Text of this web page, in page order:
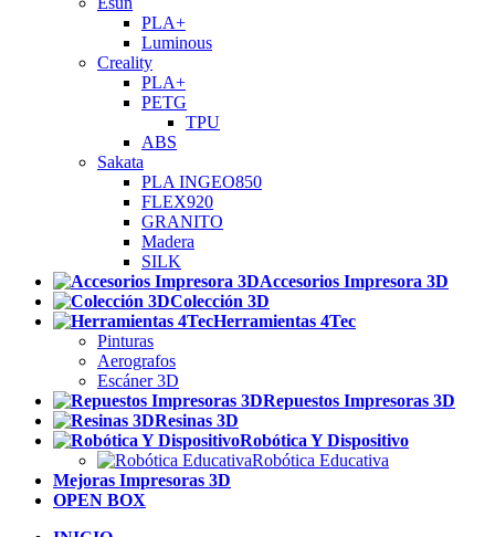
PLA+
Luminous
Creality
PLA+
PETG
TPU
ABS
Sakata
PLA INGEO850
FLEX920
GRANITO
Madera
SILK
Accesorios Impresora 3D
Colección 3D
Herramientas 4Tec
Pinturas
Aerografos
Escáner 3D
Repuestos Impresoras 3D
Resinas 3D
Robótica Y Dispositivo
Robótica Educativa
Mejoras Impresoras 3D
OPEN BOX